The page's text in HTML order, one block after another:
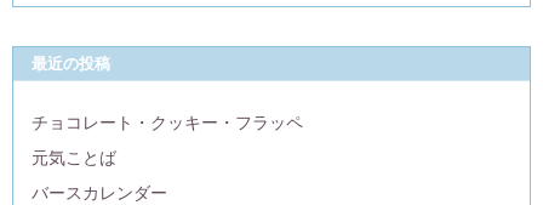
最近の投稿
チョコレート・クッキー・フラッペ
元気ことば
バースカレンダー